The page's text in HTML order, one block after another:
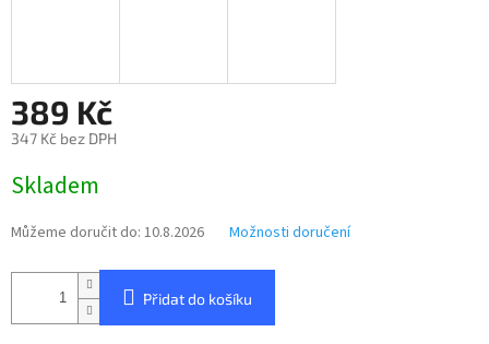
389 Kč
347 Kč bez DPH
cena:
Skladem
Můžeme doručit do: 10.8.2026 Možnosti doručení
Přidat do košíku